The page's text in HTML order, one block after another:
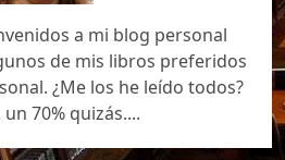
a mi blog personal
de mis libros preferidos
¿Me los he leído todos?
70% quizás....